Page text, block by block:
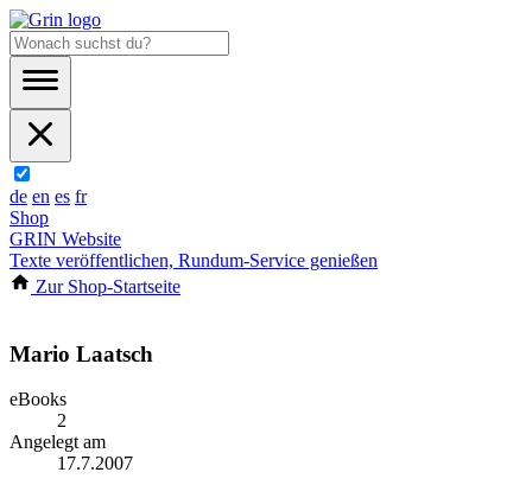
de en es fr
Shop
GRIN Website
Texte veröffentlichen, Rundum-Service genießen
Zur Shop-Startseite
Mario Laatsch
eBooks
2
Angelegt am
17.7.2007